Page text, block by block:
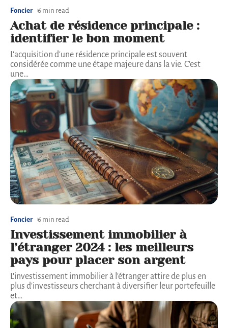
Foncier 6 min read
Achat de résidence principale :
identifier le bon moment
L'acquisition d'une résidence principale est souvent
considérée comme une étape majeure dans la vie. C'est
une…
Foncier 6 min read
Investissement immobilier à
l’étranger 2024 : les meilleurs
pays pour placer son argent
L'investissement immobilier à l'étranger attire de plus en
plus d'investisseurs cherchant à diversifier leur portefeuille
et…